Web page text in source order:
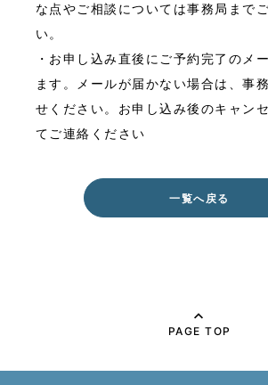
な点やご相談については事務局まで
い。
・お申し込み直後にご予約完了のメ
ます。メールが届かない場合は、事
せください。お申し込み後のキャン
てご連絡ください
一覧へ戻る
PAGE TOP